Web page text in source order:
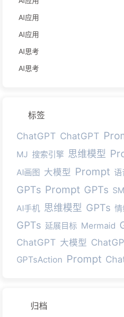
AI应用
AI应用
AI思考
AI思考
标签
ChatGPT ChatGPT
MJ 搜索引擎 思维模型
AI画图 大模型 Prompt 语
GPTs Prompt GPTs
AI手机 思维模型 GPTs
GPTs 延展目标 Mermaid
ChatGPT 大模型
GPTsAction Prompt
归档